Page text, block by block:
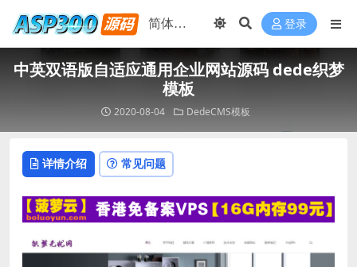
登录
中英双语版自适应通用企业网站源码 dede织梦
模板
2020-08-04 DedeCMS模板
详情介绍 常见问题